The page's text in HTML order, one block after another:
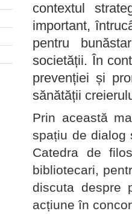
contextul
important,
pentru
societății. În
prevenției și
sănătății
Prin această
spațiu de dialog
Catedra de
bibliotecari,
discuta despre
acțiune în